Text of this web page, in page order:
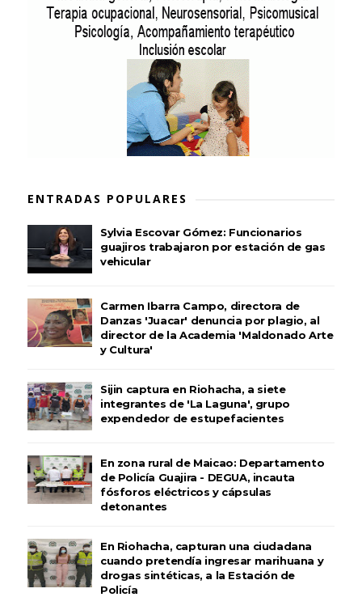
ENTRADAS POPULARES
Sylvia Escovar Gómez: Funcionarios
guajiros trabajaron por estación de gas
vehicular
Carmen Ibarra Campo, directora de
Danzas 'Juacar' denuncia por plagio, al
director de la Academia 'Maldonado Arte
y Cultura'
Sijin captura en Riohacha, a siete
integrantes de 'La Laguna', grupo
expendedor de estupefacientes
En zona rural de Maicao: Departamento
de Policía Guajira - DEGUA, incauta
fósforos eléctricos y cápsulas
detonantes
En Riohacha, capturan una ciudadana
cuando pretendía ingresar marihuana y
drogas sintéticas, a la Estación de
Policía